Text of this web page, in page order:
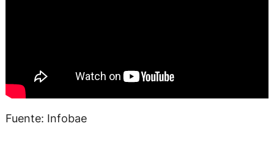
Fuente: Infobae